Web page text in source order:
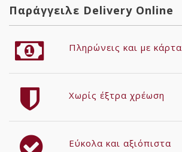
Παράγγειλε Delivery Online
Πληρώνεις και με κάρτα
Χωρίς έξτρα χρέωση
Εύκολα και αξιόπιστα